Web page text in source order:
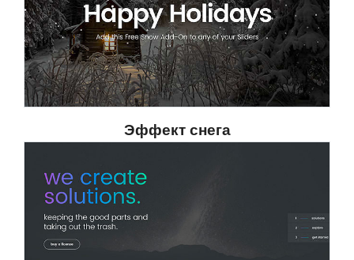
Эффект снега